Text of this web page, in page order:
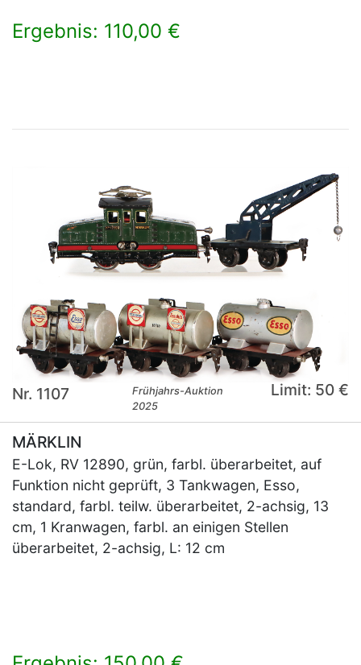
Ergebnis: 110,00 €
Nr. 1107
Frühjahrs-Auktion
2025
Limit: 50 €
MÄRKLIN
E-Lok, RV 12890, grün, farbl. überarbeitet, auf
Funktion nicht geprüft, 3 Tankwagen, Esso,
standard, farbl. teilw. überarbeitet, 2-achsig, 13
cm, 1 Kranwagen, farbl. an einigen Stellen
überarbeitet, 2-achsig, L: 12 cm